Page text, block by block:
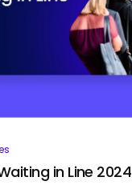
in Line 2024